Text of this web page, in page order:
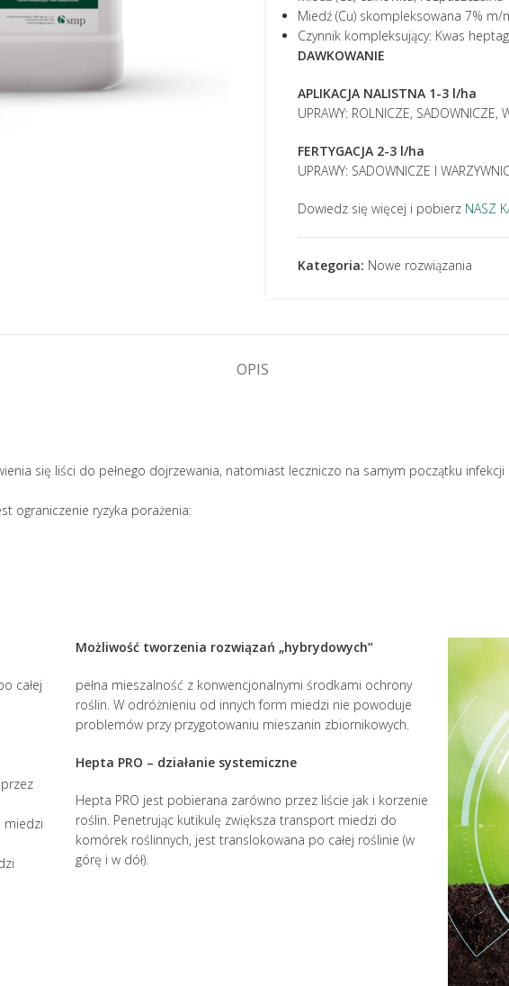
Miedź (Cu) skompleksowana 7% m/
Czynnik kompleksujący: Kwas
DAWKOWANIE
APLIKACJA NALISTNA 1-3 l/ha
UPRAWY: ROLNICZE, SADOWNICZE,
FERTYGACJA 2-3 l/ha
UPRAWY: SADOWNICZE I
Dowiedz się więcej i pobierz NASZ
Kategoria: Nowe rozwiązania
OPIS
się liści do pełnego dojrzewania, natomiast leczniczo na samym początku
ograniczenie ryzyka porażenia:
całej
miedzi
Możliwość tworzenia rozwiązań „hybrydowych”
pełna mieszalność z konwencjonalnymi środkami ochrony
roślin. W odróżnieniu od innych form miedzi nie powoduje
problemów przy przygotowaniu mieszanin zbiornikowych.
Hepta PRO – działanie systemiczne
Hepta PRO jest pobierana zarówno przez liście jak i korzenie
roślin. Penetrując kutikulę zwiększa transport miedzi do
komórek roślinnych, jest translokowana po całej roślinie (w
górę i w dół).